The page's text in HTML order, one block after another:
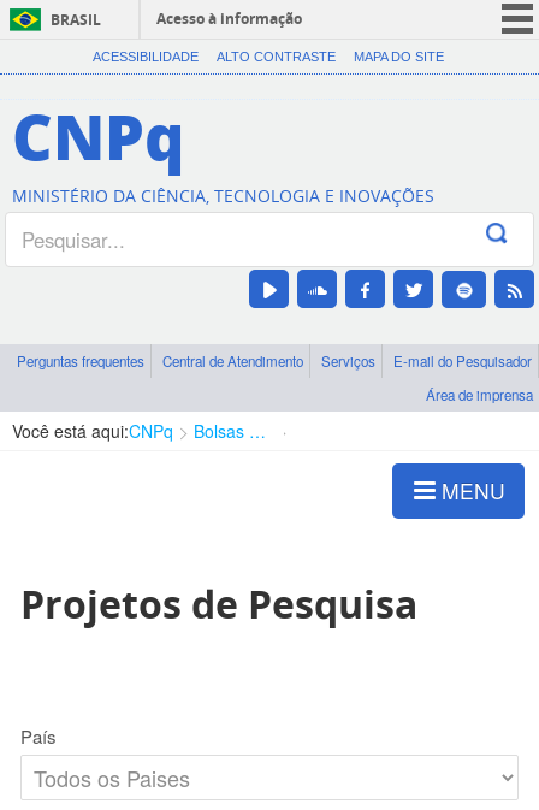
BRASIL
Acesso à informação
CORONAVÍRUS (COVID-19)
Canais
ACESSIBILIDADE ALTO CONTRASTE MAPA DO SITE
CNPq
MINISTÉRIO DA CIÊNCIA, TECNOLOGIA E INOVAÇÕES
Perguntas frequentes Central de Atendimento Serviços
E-mail do Pesquisador
Área de imprensa
Você está aqui:CNPq Bolsas e Auxílios Vigentes
MENU
Projetos de Pesquisa
País